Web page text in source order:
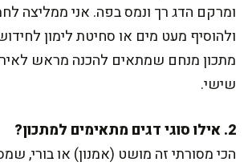
ומרקם הדג רך ונמס בפה. אני ממליצה
ולהוסיף מעט מים או סחיטת לימון
מתכון מנחם שמתאים להכנה מראש
שישי.
2. אילו סוגי דגים מתאימים למתכון?
הכי מסורתי זה מושט (אמנון) או בורי,